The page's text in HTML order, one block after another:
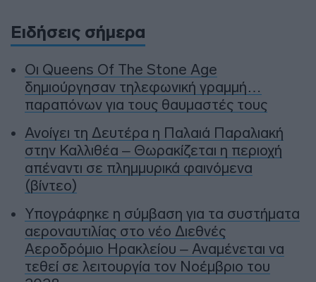
Ειδήσεις σήμερα
Οι Queens Of The Stone Age
δημιούργησαν τηλεφωνική γραμμή…
παραπόνων για τους θαυμαστές τους
Ανοίγει τη Δευτέρα η Παλαιά Παραλιακή
στην Καλλιθέα – Θωρακίζεται η περιοχή
απέναντι σε πλημμυρικά φαινόμενα
(βίντεο)
Υπογράφηκε η σύμβαση για τα συστήματα
αεροναυτιλίας στο νέο Διεθνές
Αεροδρόμιο Ηρακλείου – Αναμένεται να
τεθεί σε λειτουργία τον Νοέμβριο του